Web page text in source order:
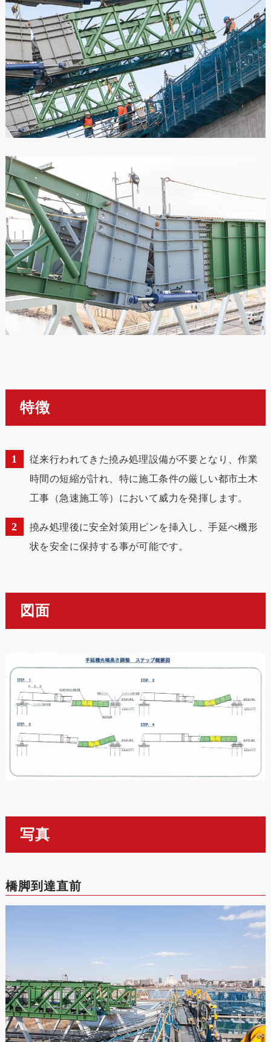
特徴
従来行われてきた撓み処理設備が不要となり、作業
時間の短縮が計れ、特に施工条件の厳しい都市土木
工事（急速施工等）において威力を発揮します。
撓み処理後に安全対策用ピンを挿入し、手延べ機形
状を安全に保持する事が可能です。
図面
写真
橋脚到達直前